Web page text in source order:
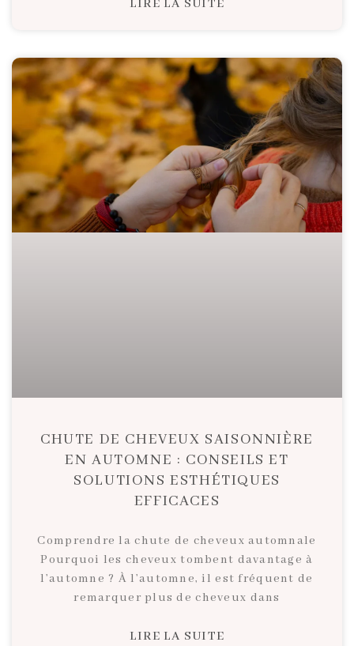
LIRE LA SUITE
CHUTE DE CHEVEUX SAISONNIÈRE
EN AUTOMNE : CONSEILS ET
SOLUTIONS ESTHÉTIQUES
EFFICACES
Comprendre la chute de cheveux automnale
Pourquoi les cheveux tombent davantage à
l’automne ? À l’automne, il est fréquent de
remarquer plus de cheveux dans
LIRE LA SUITE